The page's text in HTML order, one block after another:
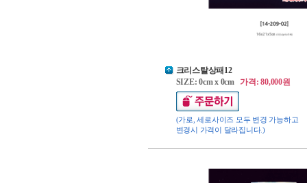
크리스탈상패12
SIZE: 0cm x 0cm가격: 80,000원
(가로, 세로사이즈 모두 변경 가능하고
변경시 가격이 달라집니다.)